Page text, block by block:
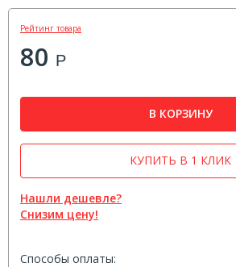
Рейтинг товара
80 Р
В КОРЗИНУ
Нашли дешевле?
Снизим цену!
КУПИТЬ В 1 КЛИК
Способы оплаты: